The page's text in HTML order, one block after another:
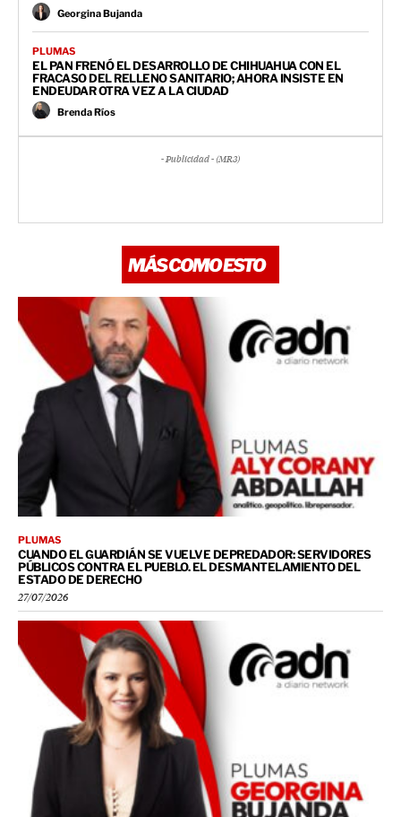
Georgina Bujanda
PLUMAS
EL PAN FRENÓ EL DESARROLLO DE CHIHUAHUA CON EL
FRACASO DEL RELLENO SANITARIO; AHORA INSISTE EN
ENDEUDAR OTRA VEZ A LA CIUDAD
Brenda Ríos
- Publicidad - (MR3)
MÁS COMO ESTO
PLUMAS
CUANDO EL GUARDIÁN SE VUELVE DEPREDADOR: SERVIDORES
PÚBLICOS CONTRA EL PUEBLO. EL DESMANTELAMIENTO DEL
ESTADO DE DERECHO
27/07/2026